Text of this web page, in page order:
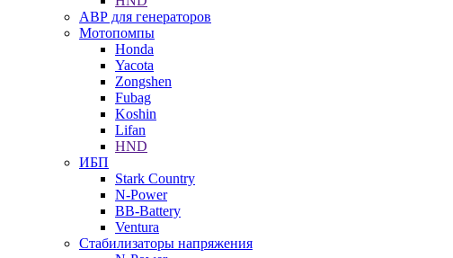
АВР для генераторов
Мотопомпы
Honda
Yacota
Zongshen
Fubag
Koshin
Lifan
HND
ИБП
Stark Country
N-Power
BB-Battery
Ventura
Стабилизаторы напряжения